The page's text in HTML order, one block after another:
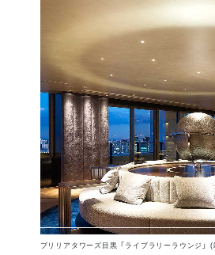
ブリリアタワーズ目黒 「ライブラリーラウンジ」